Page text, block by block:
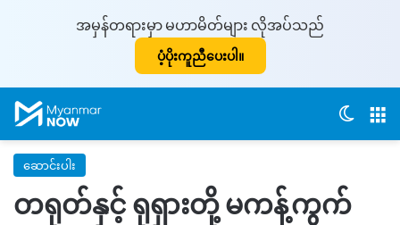
အမှန်တရားမှာ မဟာမိတ်များ လိုအပ်သည်
ပံ့ပိုးကူညီပေးပါ။
ဆောင်းပါး
တရုတ်နှင့် ရုရှားတို့ မကန့်ကွက်